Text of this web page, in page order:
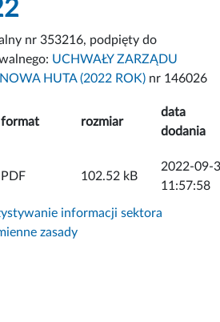
nr 353216, podpięty do
UCHWAŁY ZARZĄDU
HUTA (2022 ROK) nr 146026
format rozmiar
data
dodania
ZAŁĄCZNIK
PDF 102.52 kB
2022-09-
11:57:58
informacji sektora
zasady